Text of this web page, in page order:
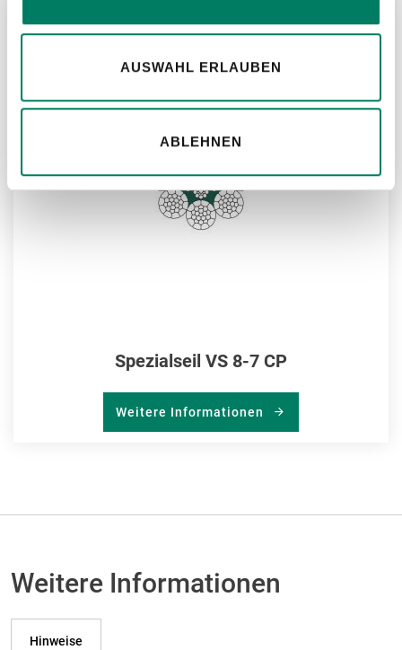
AUSWAHL ERLAUBEN
ABLEHNEN
ZUR
Spezialseil VS 8-7 CP
Weitere Informationen
Weitere Informationen
Hinweise